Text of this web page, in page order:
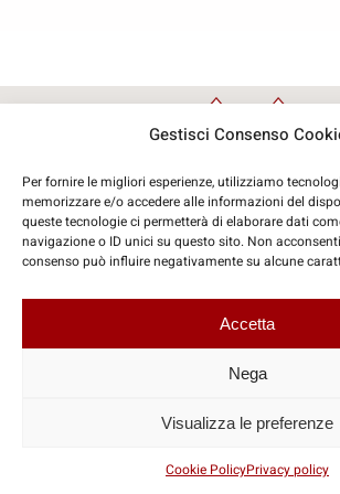
Gestisci Consenso
Per fornire le migliori esperienze, utilizziamo
memorizzare e/o accedere alle informazioni del
queste tecnologie ci permetterà di elaborare dati
navigazione o ID unici su questo sito. Non
consenso può influire negativamente su alcune
Accetta
Nega
Visualizza le preferenze
Cookie PolicyPrivacy policy
© Copyright 2026 |
Coordinate Social
P.IVA: IT07425260721